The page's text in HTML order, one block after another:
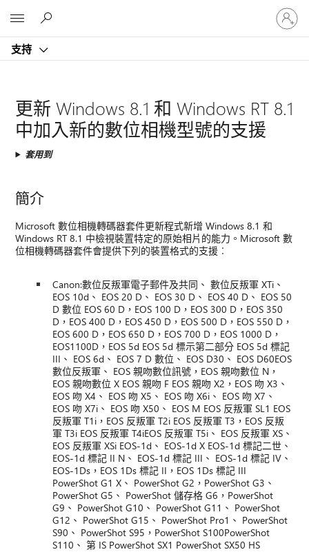
支持
登
入
您
更新 Windows 8.1 和 Windows RT 8.1
中加入新的數位相機型號的支援
套用到
簡介
Microsoft 數位相機轉碼器套件更新程式新增 Windows 8.1 和
Windows RT 8.1 中檢視裝置特定的原始相片的能力。Microsoft 數
位相機轉碼器套件會提供下列的裝置格式的支援︰
Canon:數位反叛軍電子郵件及共同、 數位反叛軍 XTi、
EOS 10d、 EOS 20 D、 EOS 30 D、 EOS 40 D、 EOS 50
D 數位 EOS 60 D，EOS 100 D，EOS 300 D，EOS 350
D，EOS 400 D，EOS 450 D，EOS 500 D，EOS 550 D，
EOS 600 D，EOS 650 D，EOS 700 D，EOS 1000 D，
EOS1100D，EOS 5d EOS 5d 標示第二部分 EOS 5d 標記
III、 EOS 6d、 EOS 7 D 數位、 EOS D30、 EOS D60EOS
數位反叛軍、 EOS 親吻數位訊號，EOS 親吻數位 N，
EOS 親吻數位 X EOS 親吻 F EOS 親吻 X2，EOS 吻 X3、
EOS 吻 X4、 EOS 吻 X5、 EOS 吻 X6i、 EOS 吻 X7、
EOS 吻 X7i、 EOS 吻 X50、 EOS M EOS 反叛軍 SL1 EOS
反叛軍 T1i，EOS 反叛軍 T2i EOS 反叛軍 T3，EOS 反叛
軍 T3i EOS 反叛軍 T4iEOS 反叛軍 T5i、 EOS 反叛軍 XS、
EOS 反叛軍 XSi EOS-1d、 EOS-1d X EOS-1d 標記二世、
EOS-1d 標記 II N、 EOS-1d 標記 III、 EOS-1d 標記 IV、
EOS-1Ds，EOS 1Ds 標記 II，EOS 1Ds 標記 III
PowerShot G1 X、 PowerShot G2，PowerShot G3、
PowerShot G5、 PowerShot 儲存格 G6，PowerShot
G9、 PowerShot G10、 PowerShot G11、 PowerShot
G12、 PowerShot G15、 PowerShot Pro1、 PowerShot
S90、 PowerShot S95，PowerShot S100PowerShot
S110、 第 IS PowerShot SX1 PowerShot SX50 HS